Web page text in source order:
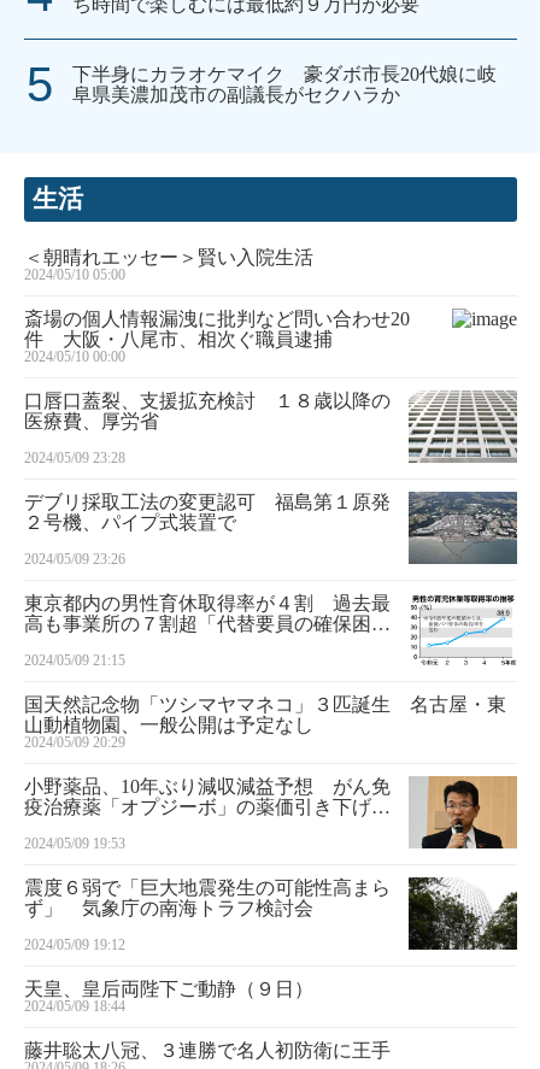
ち時間で楽しむには最低約９万円が必要
下半身にカラオケマイク 豪ダボ市長20代娘に岐
阜県美濃加茂市の副議長がセクハラか
生活
＜朝晴れエッセー＞賢い入院生活
2024/05/10 05:00
斎場の個人情報漏洩に批判など問い合わせ20
件 大阪・八尾市、相次ぐ職員逮捕
2024/05/10 00:00
口唇口蓋裂、支援拡充検討 １８歳以降の
医療費、厚労省
2024/05/09 23:28
デブリ採取工法の変更認可 福島第１原発
２号機、パイプ式装置で
2024/05/09 23:26
東京都内の男性育休取得率が４割 過去最
高も事業所の７割超「代替要員の確保困
2024/05/09 21:15
国天然記念物「ツシマヤマネコ」３匹誕生 名古屋・東
山動植物園、一般公開は予定なし
2024/05/09 20:29
小野薬品、10年ぶり減収減益予想 がん免
疫治療薬「オプジーボ」の薬価引き下げ響
2024/05/09 19:53
震度６弱で「巨大地震発生の可能性高まら
ず」 気象庁の南海トラフ検討会
2024/05/09 19:12
天皇、皇后両陛下ご動静（９日）
2024/05/09 18:44
藤井聡太八冠、３連勝で名人初防衛に王手